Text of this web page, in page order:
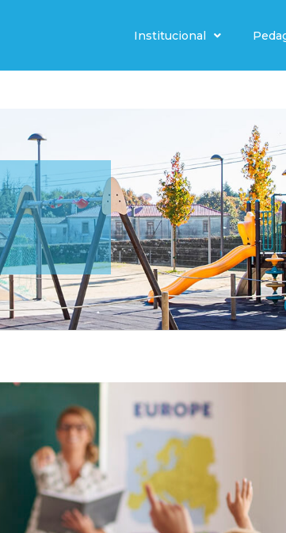
Institucional